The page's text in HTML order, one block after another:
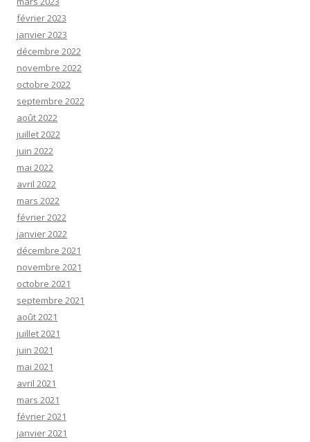
février 2023
janvier 2023
décembre 2022
novembre 2022
octobre 2022
septembre 2022
août 2022
juillet 2022
juin 2022
mai 2022
avril 2022
mars 2022
février 2022
janvier 2022
décembre 2021
novembre 2021
octobre 2021
septembre 2021
août 2021
juillet 2021
juin 2021
mai 2021
avril 2021
mars 2021
février 2021
janvier 2021